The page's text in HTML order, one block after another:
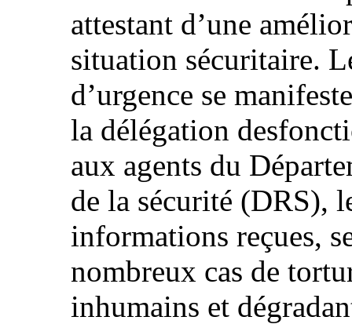
attestant d’une
situation sécuritaire.
d’urgence se
la délégation
aux agents du
de la sécurité (DRS),
informations reçues,
nombreux cas de
inhumains et